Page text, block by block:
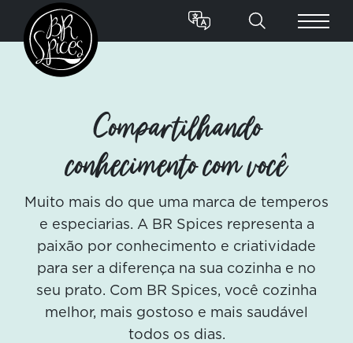
Compartilhando
conhecimento com você
Muito mais do que uma marca de temperos
e especiarias. A BR Spices representa a
paixão por conhecimento e criatividade
para ser a diferença na sua cozinha e no
seu prato. Com BR Spices, você cozinha
melhor, mais gostoso e mais saudável
todos os dias.